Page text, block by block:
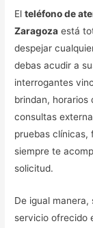
Elteléfono de
Zaragoza está
despejar
debas acudir a
interrogantes
brindan, horarios
consultas
pruebas clínicas,
siempre te
solicitud.
De igual
servicio ofrecido